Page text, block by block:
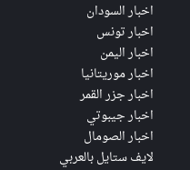
اخبار السودان
اخبار تونس
اخبار اليمن
اخبار موريتانيا
اخبار جزر القمر
اخبار جيبوتي
اخبار الصومال
لايف ستايل بالعربي